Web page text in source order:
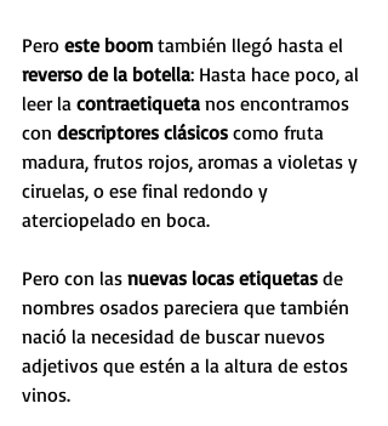
Pero este boom también llegó hasta el
reverso de la botella: Hasta hace poco, al
leer la contraetiqueta nos encontramos
con descriptores clásicos como fruta
madura, frutos rojos, aromas a violetas y
ciruelas, o ese final redondo y
aterciopelado en boca.
Pero con las nuevas locas etiquetas de
nombres osados pareciera que también
nació la necesidad de buscar nuevos
adjetivos que estén a la altura de estos
vinos.